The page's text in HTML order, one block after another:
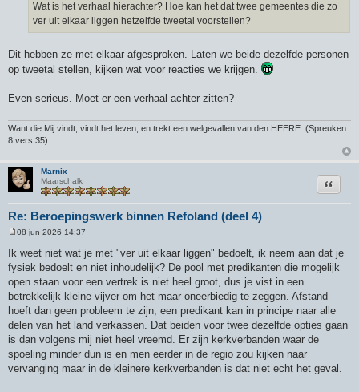
Wat is het verhaal hierachter? Hoe kan het dat twee gemeentes die zo
ver uit elkaar liggen hetzelfde tweetal voorstellen?
Dit hebben ze met elkaar afgesproken. Laten we beide dezelfde personen
op tweetal stellen, kijken wat voor reacties we krijgen.
Even serieus. Moet er een verhaal achter zitten?
Want die Mij vindt, vindt het leven, en trekt een welgevallen van den HEERE. (Spreuken
8 vers 35)
Marnix
Maarschalk
Re: Beroepingswerk binnen Refoland (deel 4)
Citeer
i
h
t
08 jun 2026 14:37
Ik weet niet wat je met "ver uit elkaar liggen" bedoelt, ik neem aan dat je
fysiek bedoelt en niet inhoudelijk? De pool met predikanten die mogelijk
open staan voor een vertrek is niet heel groot, dus je vist in een
betrekkelijk kleine vijver om het maar oneerbiedig te zeggen. Afstand
hoeft dan geen probleem te zijn, een predikant kan in principe naar alle
delen van het land verkassen. Dat beiden voor twee dezelfde opties gaan
is dan volgens mij niet heel vreemd. Er zijn kerkverbanden waar de
spoeling minder dun is en men eerder in de regio zou kijken naar
vervanging maar in de kleinere kerkverbanden is dat niet echt het geval.